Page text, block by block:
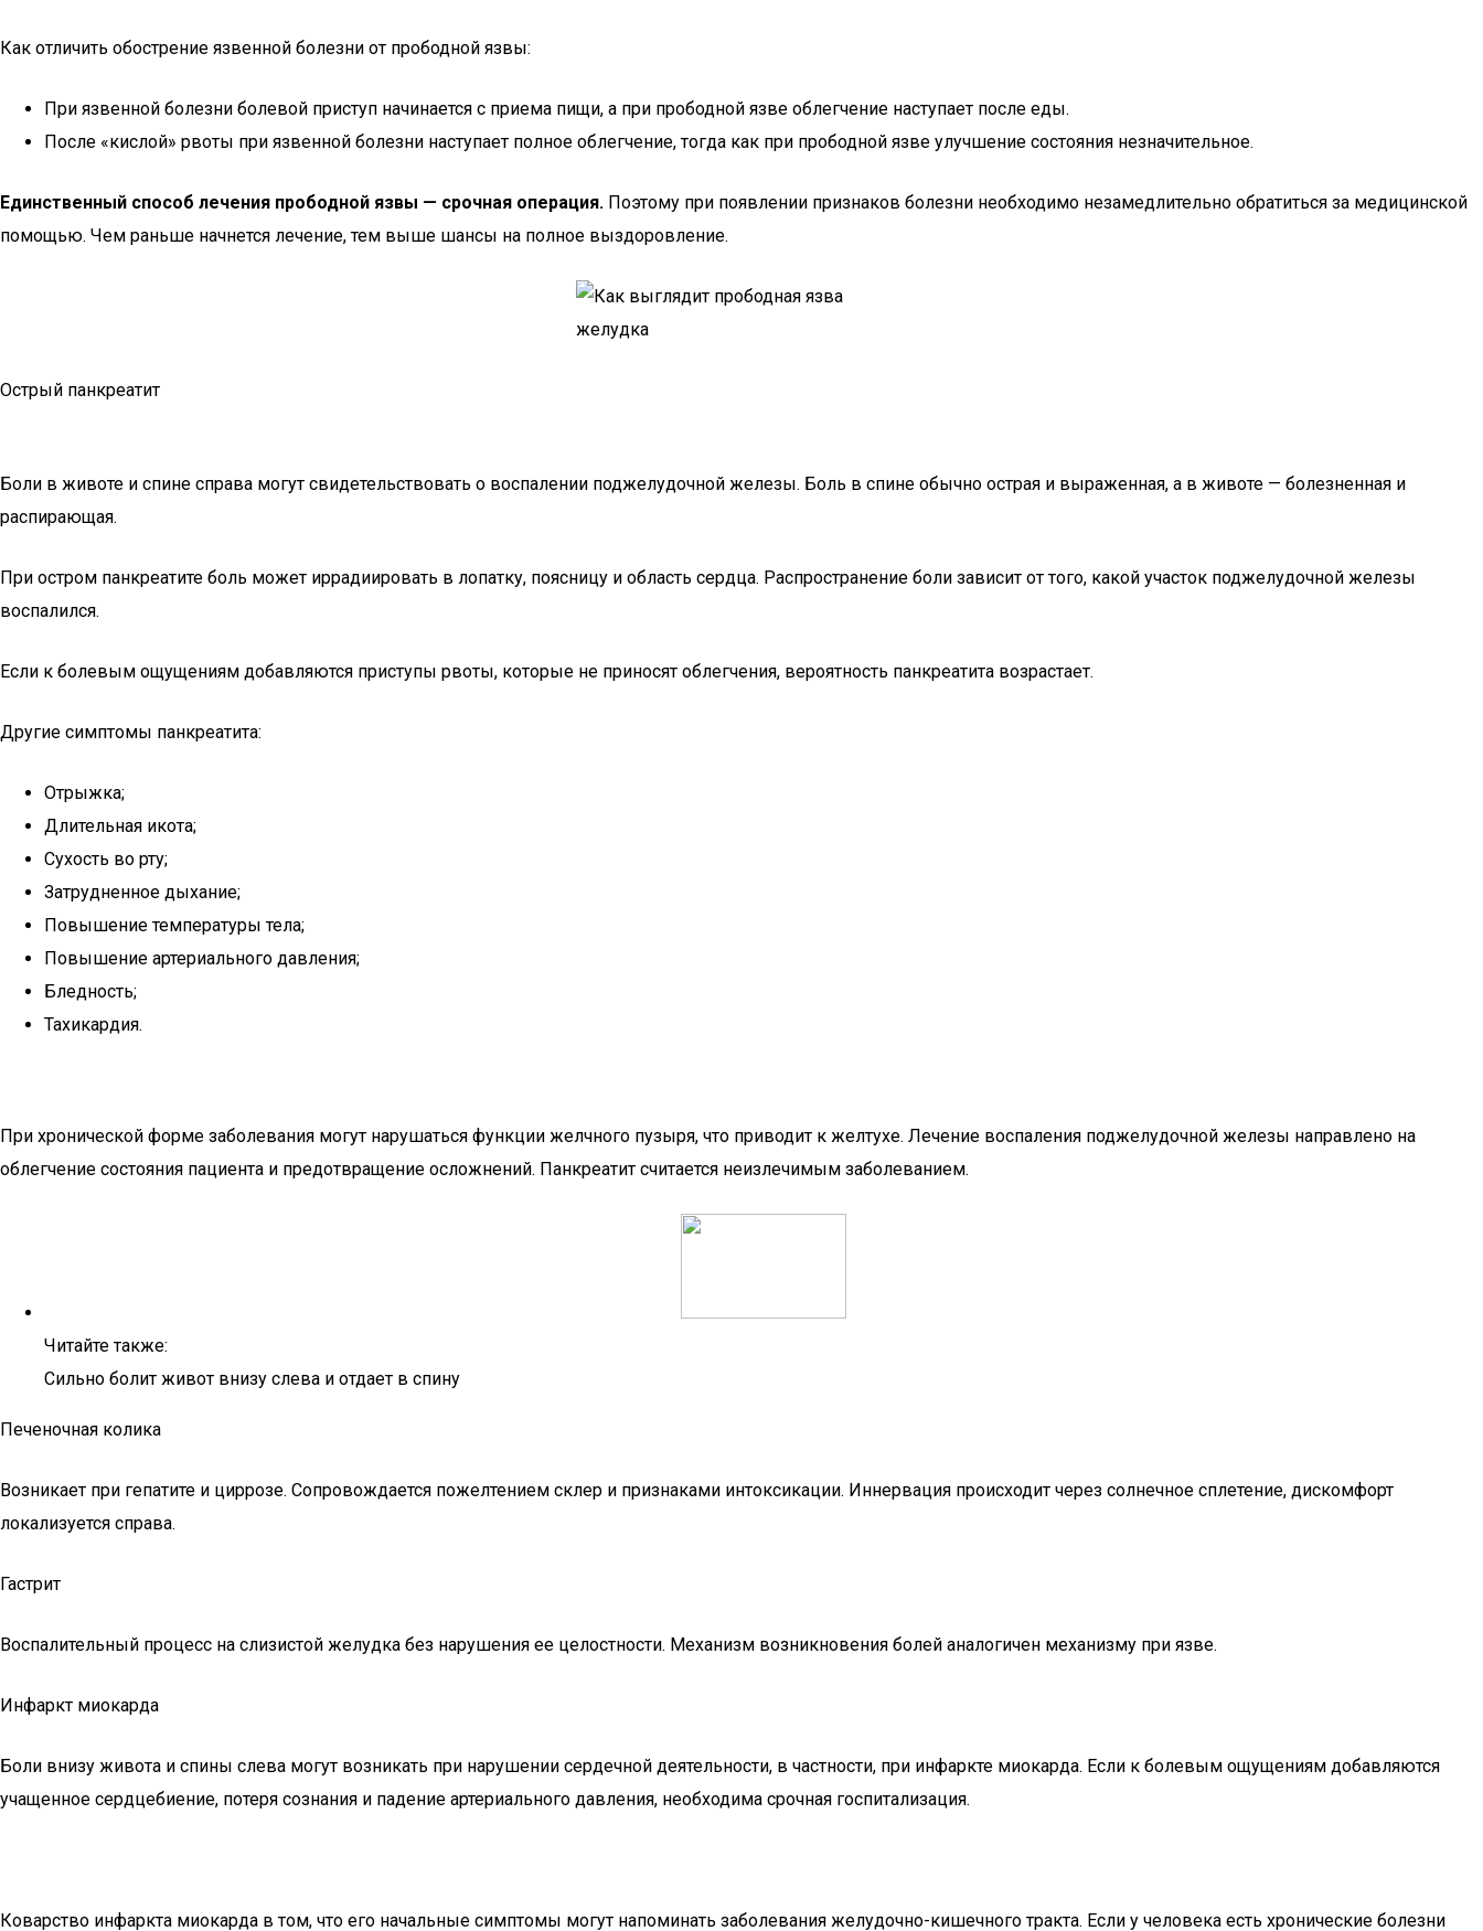
Как отличить обострение язвенной болезни от прободной язвы:
При язвенной болезни болевой приступ начинается с приема пищи, а при прободной язве облегчение наступает после еды.
После «кислой» рвоты при язвенной болезни наступает полное облегчение, тогда как при прободной язве улучшение состояния незначительное.
Единственный способ лечения прободной язвы — срочная операция. Поэтому при появлении признаков болезни необходимо незамедлительно обратиться за медицинской
помощью. Чем раньше начнется лечение, тем выше шансы на полное выздоровление.
Острый панкреатит
Боли в животе и спине справа могут свидетельствовать о воспалении поджелудочной железы. Боль в спине обычно острая и выраженная, а в животе — болезненная и
распирающая.
При остром панкреатите боль может иррадиировать в лопатку, поясницу и область сердца. Распространение боли зависит от того, какой участок поджелудочной железы
воспалился.
Если к болевым ощущениям добавляются приступы рвоты, которые не приносят облегчения, вероятность панкреатита возрастает.
Другие симптомы панкреатита:
Отрыжка;
Длительная икота;
Сухость во рту;
Затрудненное дыхание;
Повышение температуры тела;
Повышение артериального давления;
Бледность;
Тахикардия.
При хронической форме заболевания могут нарушаться функции желчного пузыря, что приводит к желтухе. Лечение воспаления поджелудочной железы направлено на
облегчение состояния пациента и предотвращение осложнений. Панкреатит считается неизлечимым заболеванием.
Читайте также:
Сильно болит живот внизу слева и отдает в спину
Печеночная колика
Возникает при гепатите и циррозе. Сопровождается пожелтением склер и признаками интоксикации. Иннервация происходит через солнечное сплетение, дискомфорт
локализуется справа.
Гастрит
Воспалительный процесс на слизистой желудка без нарушения ее целостности. Механизм возникновения болей аналогичен механизму при язве.
Инфаркт миокарда
Боли внизу живота и спины слева могут возникать при нарушении сердечной деятельности, в частности, при инфаркте миокарда. Если к болевым ощущениям добавляются
учащенное сердцебиение, потеря сознания и падение артериального давления, необходима срочная госпитализация.
Коварство инфаркта миокарда в том, что его начальные симптомы могут напоминать заболевания желудочно-кишечного тракта. Если у человека есть хронические болезни